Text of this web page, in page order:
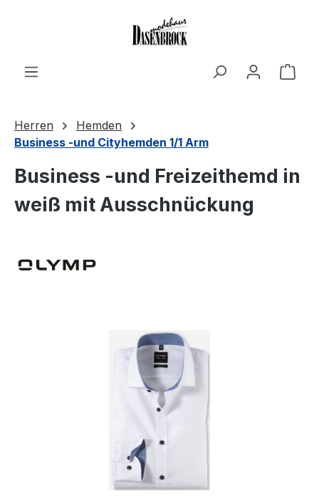
Herren
Hemden
Business -und Cityhemden 1/1 Arm
Business -und Freizeithemd in
weiß mit Ausschnückung
Bildergalerie überspringen